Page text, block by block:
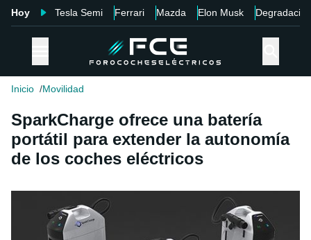
Hoy Tesla Semi Ferrari Mazda Elon Musk Degradación
Inicio Movilidad
SparkCharge ofrece una batería
portátil para extender la autonomía
de los coches eléctricos